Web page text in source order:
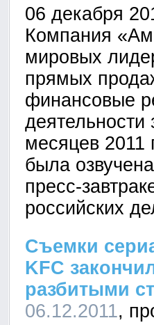
06 декабря
Компания
мировых
прямых
финансовые
месяцев
была
пресс-
российских
Съемки
KFC
разбитыми
06.12.2011